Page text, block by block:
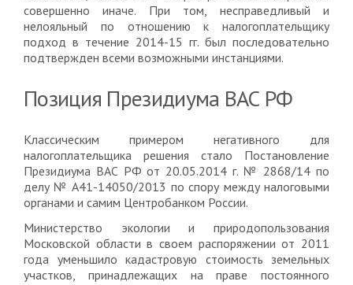
совершенно иначе. При том, несправедливый и
нелояльный по отношению к налогоплательщику
подход в течение 2014-15 гг. был последовательно
подтвержден всеми возможными инстанциями.
Позиция Президиума ВАС РФ
Классическим примером негативного для
налогоплательщика решения стало Постановление
Президиума ВАС РФ от 20.05.2014 г. № 2868/14 по
делу № А41-14050/2013 по спору между налоговыми
органами и самим Центробанком России.
Министерство экологии и природопользования
Московской области в своем распоряжении от 2011
года уменьшило кадастровую стоимость земельных
участков, принадлежащих на праве постоянного